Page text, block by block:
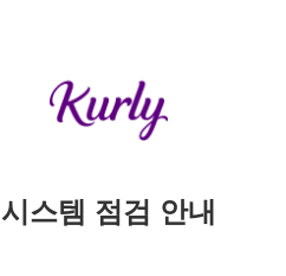
시스템 점검 안내